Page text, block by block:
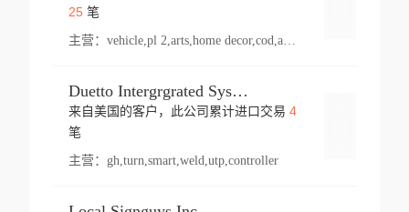
25笔
主营： vehicle,pl 2,arts,home decor,cod,amusement ride,sea
Duetto Intergrgrated Systems Inc.
来自美国的客户，此公司累计进口交易 4
笔
主营： gh,turn,smart,weld,utp,controller